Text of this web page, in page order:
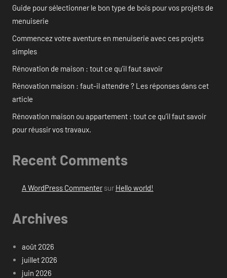
Guide pour sélectionner le bon type de bois pour vos projets de
menuiserie
Commencez votre aventure en menuiserie avec ces projets
simples
Rénovation de maison : tout ce qu’il faut savoir
Rénovation maison : faut-il attendre ? Les réponses dans cet
article
Rénovation maison ou appartement : tout ce qu’il faut savoir
pour réussir vos travaux.
Recent Comments
A WordPress Commentersur Hello world!
Archives
août 2026
juillet 2026
juin 2026